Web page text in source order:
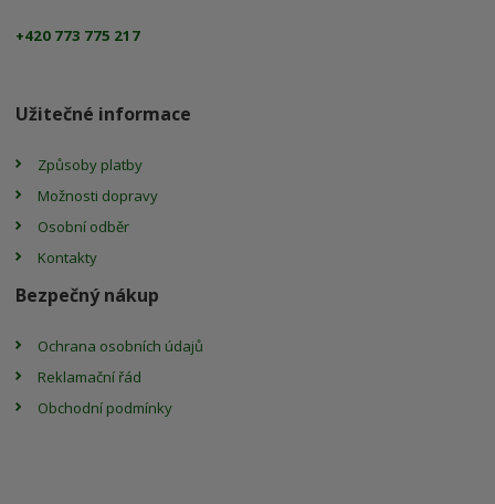
+420 773 775 217
Užitečné informace
Způsoby platby
Možnosti dopravy
Osobní odběr
Kontakty
Bezpečný nákup
Ochrana osobních údajů
Reklamační řád
Obchodní podmínky